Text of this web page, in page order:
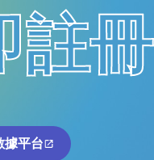
註冊
據平台